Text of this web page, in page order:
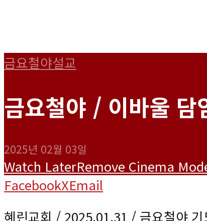
금요철야설교
금요철야 / 이바울
2025년 02월 03일
Watch LaterRemove Cinema
FacebookXEmail
혜린교회 / 2025.01.31 / 금요철야